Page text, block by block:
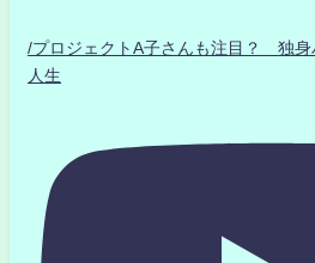
/プロジェクトA子さんも注目？ 独身
人生